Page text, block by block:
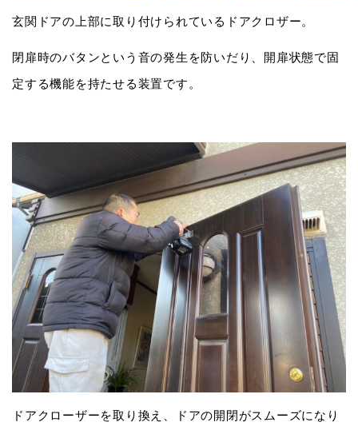
玄関ドアの上部に取り付けられているドアクロザー。
閉扉時のバタンという音の発生を防いだり、開扉状態で固
定する機能を持たせる装置です。
ドアクローザーを取り換え、ドアの開閉がスムーズになり